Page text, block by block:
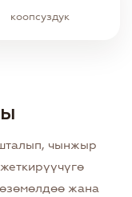
коопсуздук
чынжыр
жана